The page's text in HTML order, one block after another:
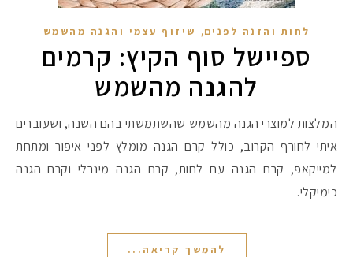
לחות והזנה לפנים, שיזוף עצמי והגנה מהשמש
ספיישל סוף הקיץ: קרמים
להגנה מהשמש
המלצות למוצרי הגנה מהשמש שהשתמשתי בהם השנה, ושעוברים
איתי לחורף הקרוב, כולל קרם הגנה מומלץ לפני איפור ומתחת
למייקאפ, קרם הגנה עם לחות, קרם הגנה מינרלי וקרם הגנה
כימיקלי.
להמשך קריאה...